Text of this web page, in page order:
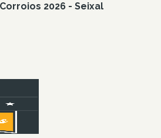
2026 - Seixal